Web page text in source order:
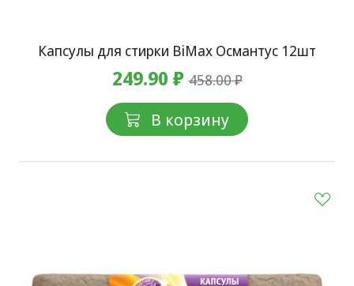
Капсулы для стирки BiMax Османтус 12шт
249.90 ₽458.00 ₽
В корзину